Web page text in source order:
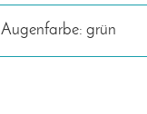
Augenfarbe: grün